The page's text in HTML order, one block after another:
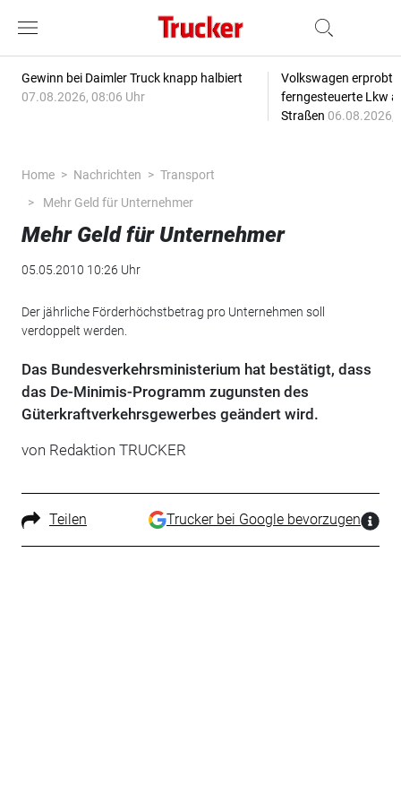
Gewinn bei Daimler Truck knapp halbiert
07.08.2026, 08:06 Uhr
Volkswagen erprobt
ferngesteuerte Lkw
Straßen 06.08.2026,
Home Nachrichten
Transport
Mehr Geld für Unternehmer
Mehr Geld für Unternehmer
05.05.2010 10:26 Uhr
Der jährliche Förderhöchstbetrag pro Unternehmen soll
verdoppelt werden.
Das Bundesverkehrsministerium hat bestätigt, dass
das De-Minimis-Programm zugunsten des
Güterkraftverkehrsgewerbes geändert wird.
von Redaktion TRUCKER
Teilen Trucker bei Google bevorzugen